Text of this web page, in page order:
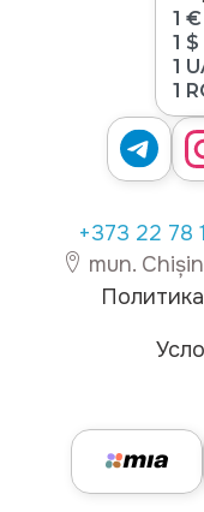
1 €
1 $
1
1
+373 22 78
mun.